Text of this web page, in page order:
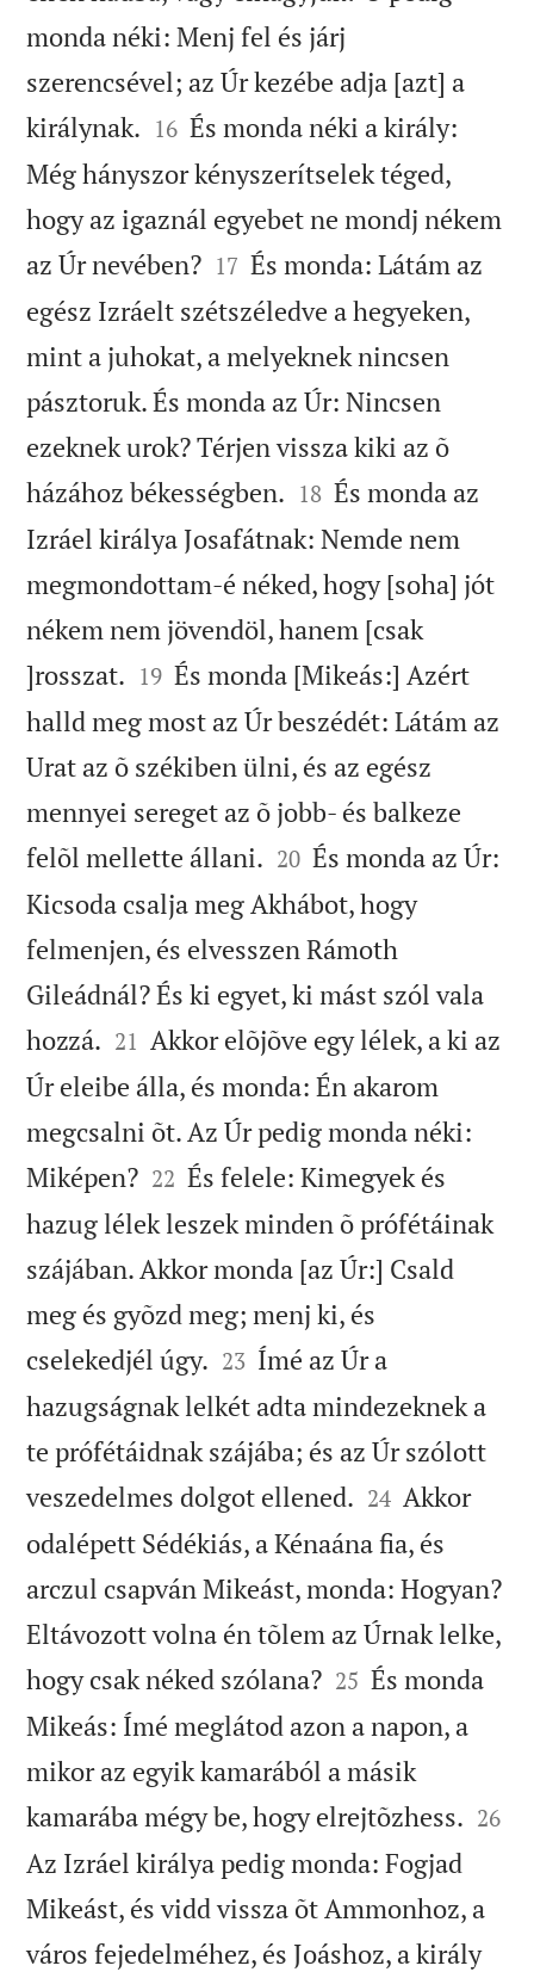
monda néki: Menj fel és járj
szerencsével; az Úr kezébe adja [azt] a
királynak. 

16 És monda néki a király:
Még hányszor kényszerítselek téged,
hogy az igaznál egyebet ne mondj nékem
az Úr nevében?
17 És monda: Látám az
egész Izráelt szétszéledve a hegyeken,
mint a juhokat, a melyeknek nincsen
pásztoruk. És monda az Úr: Nincsen
ezeknek urok? Térjen vissza kiki az õ
házához békességben. 

18 És monda az
Izráel királya Josafátnak: Nemde nem
megmondottam-é néked, hogy [soha] jót
nékem nem jövendöl, hanem [csak
]rosszat. 

19 És monda [Mikeás:] Azért
halld meg most az Úr beszédét: Látám az
Urat az õ székiben ülni, és az egész
mennyei sereget az õ jobb- és balkeze
felõl mellette állani. 

20 És monda az Úr:
Kicsoda csalja meg Akhábot, hogy
felmenjen, és elvesszen Rámoth
Gileádnál? És ki egyet, ki mást szól vala
hozzá. 

21 Akkor elõjõve egy lélek, a ki az
Úr eleibe álla, és monda: Én akarom
megcsalni õt. Az Úr pedig monda néki:
Miképen?
22 És felele: Kimegyek és
hazug lélek leszek minden õ prófétáinak
szájában. Akkor monda [az Úr:] Csald
meg és gyõzd meg; menj ki, és
cselekedjél úgy. 

23 Ímé az Úr a
hazugságnak lelkét adta mindezeknek a
te prófétáidnak szájába; és az Úr szólott
veszedelmes dolgot ellened. 

24 Akkor
odalépett Sédékiás, a Kénaána fia, és
arczul csapván Mikeást, monda: Hogyan?
Eltávozott volna én tõlem az Úrnak lelke,
hogy csak néked szólana?
25 És monda
Mikeás: Ímé meglátod azon a napon, a
mikor az egyik kamarából a másik
kamarába mégy be, hogy elrejtõzhess. 

26
Az Izráel királya pedig monda: Fogjad
Mikeást, és vidd vissza õt Ammonhoz, a
város fejedelméhez, és Joáshoz, a király